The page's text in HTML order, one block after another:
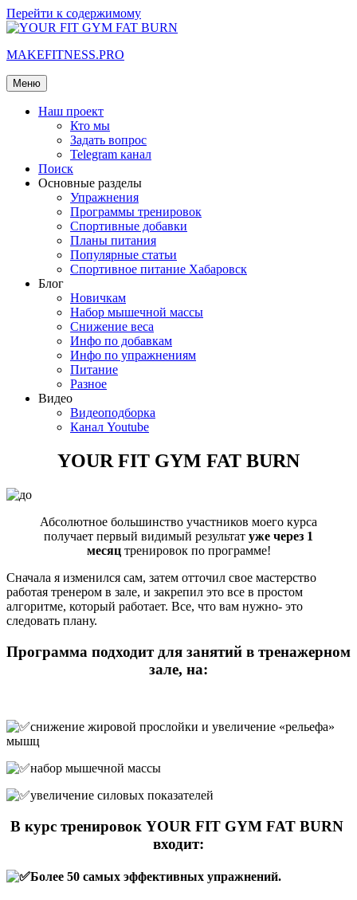
Перейти к содержимому
MAKEFITNESS.PRO
Меню
Наш проект
Кто мы
Задать вопрос
Telegram канал
Поиск
Основные разделы
Упражнения
Программы тренировок
Спортивные добавки
Планы питания
Популярные статьи
Спортивное питание Хабаровск
Блог
Новичкам
Набор мышечной массы
Снижение веса
Инфо по добавкам
Инфо по упражнениям
Питание
Разное
Видео
Видеоподборка
Канал Youtube
YOUR FIT GYM FAT BURN
Абсолютное большинство участников моего курса
получает первый видимый результат уже через 1
месяцтренировок по программе!
Сначала я изменился сам, затем отточил свое мастерство
работая тренером в зале, и закрепил это все в простом
алгоритме, который работает. Все, что вам нужно- это
следовать плану.
Программа подходит для занятий в тренажерном
зале, на:
снижение жировой прослойки и увеличение «рельефа»
мышц
набор мышечной массы
увеличение силовых показателей
В курс тренировок YOUR FIT GYM FAT BURN
входит:
Более 50 самых эффективных упражнений.